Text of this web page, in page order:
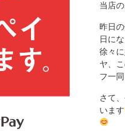
当店
昨日
日に
徐々
ヤ、
フ一
さて
います